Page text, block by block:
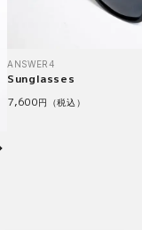
ANSWER4
Sunglasses
7,600円（税込）